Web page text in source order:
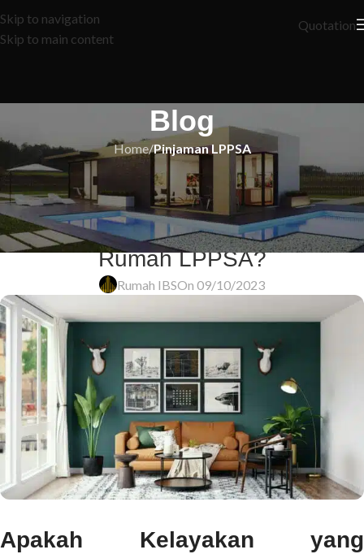
Skip to navigation
Skip to main content
Quotation
Blog
Home/Pinjaman LPPSA
PINJAMAN LPPSA
Apakah Kelayakan yang
Diperlukan untuk Mohon Loan
Rumah LPPSA?
Rumah IBSOn 09/10/2023
Apakah Kelayakan yang